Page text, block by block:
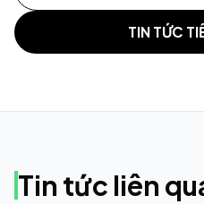
TIN TỨC
Tin tức liên